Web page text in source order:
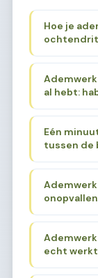
Hoe je
al hebt:
Eén
tussen de
echt werkt